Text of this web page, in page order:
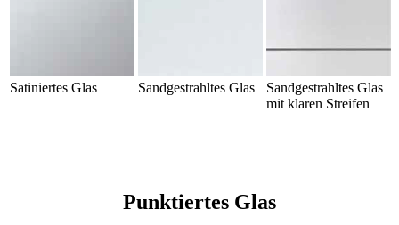
Satiniertes Glas Sandgestrahltes Glas
Sandgestrahltes Glas
mit klaren Streifen
Punktiertes Glas